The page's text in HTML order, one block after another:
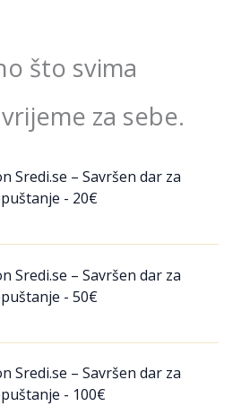
što svima
za sebe.
Sredi.se – Savršen dar za
- 20€
Sredi.se – Savršen dar za
- 50€
Sredi.se – Savršen dar za
- 100€